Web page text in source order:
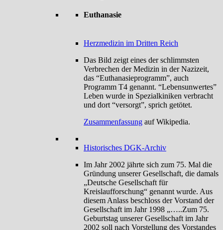
Euthanasie
Herzmedizin im Dritten Reich
Das Bild zeigt eines der schlimmsten
Verbrechen der Medizin in der Nazizeit,
das “Euthanasieprogramm”, auch
Programm T4 genannt. “Lebensunwertes”
Leben wurde in Spezialkiniken verbracht
und dort “versorgt”, sprich getötet.
Zusammenfassung auf Wikipedia.
Historisches DGK-Archiv
Im Jahr 2002 jährte sich zum 75. Mal die
Gründung unserer Gesellschaft, die damals
„Deutsche Gesellschaft für
Kreislaufforschung“ genannt wurde. Aus
diesem Anlass beschloss der Vorstand der
Gesellschaft im Jahr 1998 „…..Zum 75.
Geburtstag unserer Gesellschaft im Jahr
2002 soll nach Vorstellung des Vorstandes